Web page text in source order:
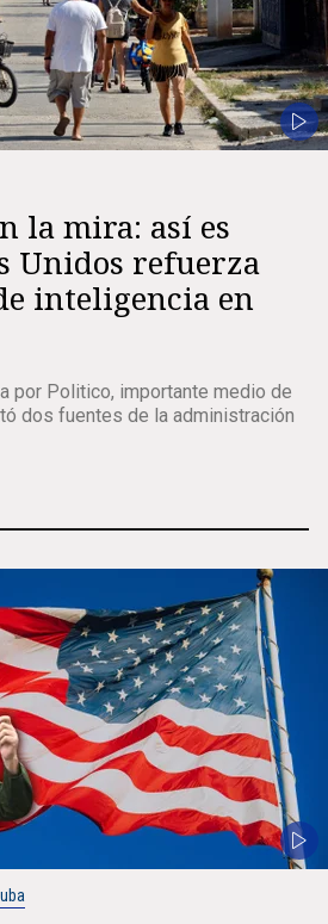
la mira: así es
Unidos refuerza
inteligencia en
por Politico, importante medio de
dos fuentes de la administración